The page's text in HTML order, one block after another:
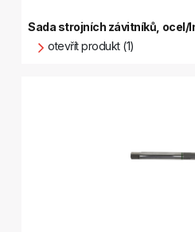
Sada strojních závitníků, ocel/
otevřít produkt (1)